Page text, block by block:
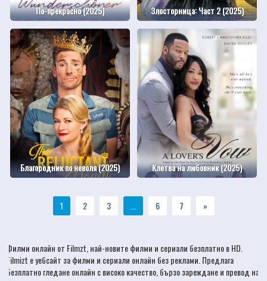
По-прекрасно (2025) Злосторница: Част 2 (2025)
Благородник по неволя (2025) Клетва на любовник (2025)
1 2 3 ... 6 7 »
Филми онлайн от Filmzt, най-новитефилми и сериали безплатно в HD.
Filmizt е уебсайт за филми и сериали онлайн без реклами. Предлага
безплатно гледане онлайн с високо качество, бързо зареждане и превод на